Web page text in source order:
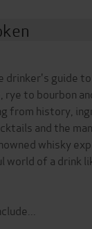
drinker's guide
rye to bourbon
from history,
and the
whisky
world of a drink